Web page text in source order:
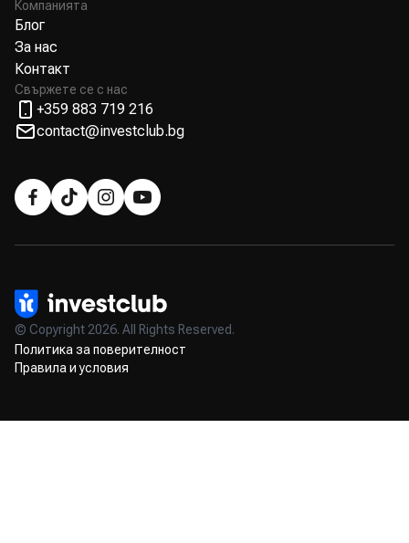
Компанията
Блог
За нас
Контакт
Свържете се с нас
+359 883 719 216
contact@investclub.bg
© Copyright 2026. All Rights Reserved.
Политика за поверителност
Правила и условия